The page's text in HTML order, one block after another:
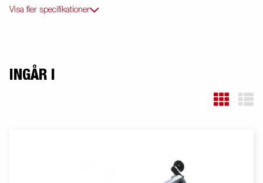
Visa fler specifikationer
INGÅR I